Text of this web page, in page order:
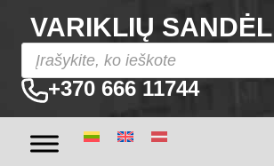
VARIKLIŲ
+370 666 11744